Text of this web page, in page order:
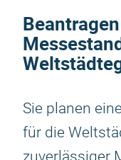
Sie planen
für die
zuverlässiger